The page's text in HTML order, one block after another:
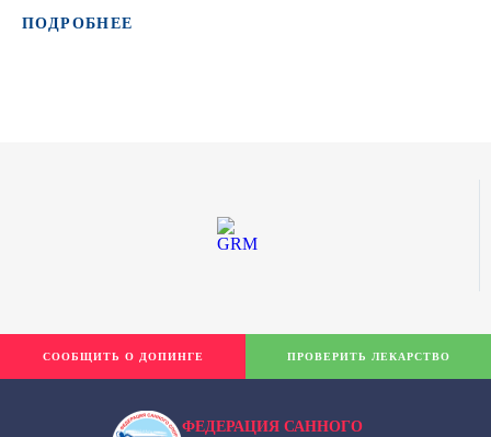
ПОДРОБНЕЕ
ФЕДЕРАЦИЯ САННОГО
СООБЩИТЬ О ДОПИНГЕ ПРОВЕРИТЬ ЛЕКАРСТВО